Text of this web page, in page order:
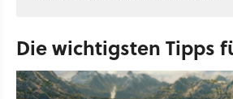
Die wichtigsten Tipps